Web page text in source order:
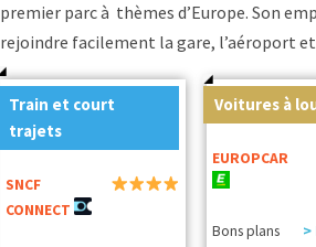
premier parc à thèmes d’Europe. Son
rejoindre facilement la gare, l’aéroport
Train et court
trajets
SNCF
CONNECT
Voitures à
EUROPCAR
Bons plans